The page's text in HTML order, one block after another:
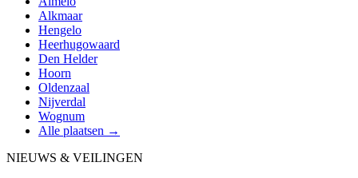
Alkmaar
Hengelo
Heerhugowaard
Den Helder
Hoorn
Oldenzaal
Nijverdal
Wognum
Alle plaatsen →
NIEUWS & VEILINGEN